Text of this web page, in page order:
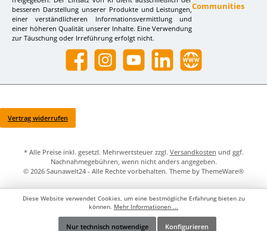
besseren Darstellung unserer Produkte und Leistungen,
einer verständlicheren Informationsvermittlung und
einer höheren Qualität unserer Inhalte. Eine Verwendung
zur Täuschung oder Irreführung erfolgt nicht.
Communities
Facebook InstagramYouTube LinkedIn Website
Vertrag widerrufen
* Alle Preise inkl. gesetzl. Mehrwertsteuer zzgl. Versandkosten und ggf.
Nachnahmegebühren, wenn nicht anders angegeben.
© 2026 Saunawelt24 - Alle Rechte vorbehalten. Theme by ThemeWare®
Diese Website verwendet Cookies, um eine bestmögliche Erfahrung bieten zu
können. Mehr Informationen ...
Nur technisch notwendige Konfigurieren